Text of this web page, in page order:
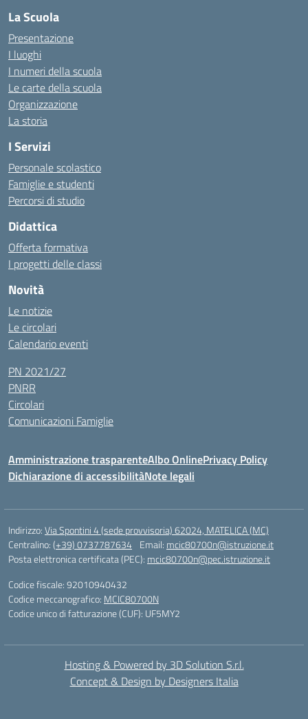
La Scuola
Presentazione
I luoghi
I numeri della scuola
Le carte della scuola
Organizzazione
La storia
I Servizi
Personale scolastico
Famiglie e studenti
Percorsi di studio
Didattica
Offerta formativa
I progetti delle classi
Novità
Le notizie
Le circolari
Calendario eventi
PN 2021/27
PNRR
Circolari
Comunicazioni Famiglie
Amministrazione trasparenteAlbo OnlinePrivacy Policy
Dichiarazione di accessibilitàNote legali
Indirizzo:Via Spontini 4 (sede provvisoria) 62024, MATELICA (MC)
Centralino:(+39) 0737787634 Email: mcic80700n@istruzione.it
Posta elettronica certificata (PEC): mcic80700n@pec.istruzione.it
Codice fiscale: 92010940432
Codice meccanografico: MCIC80700N
Codice unico di fatturazione (CUF): UF5MY2
Hosting & Powered by 3D Solution S.r.l.
Concept & Design by Designers Italia